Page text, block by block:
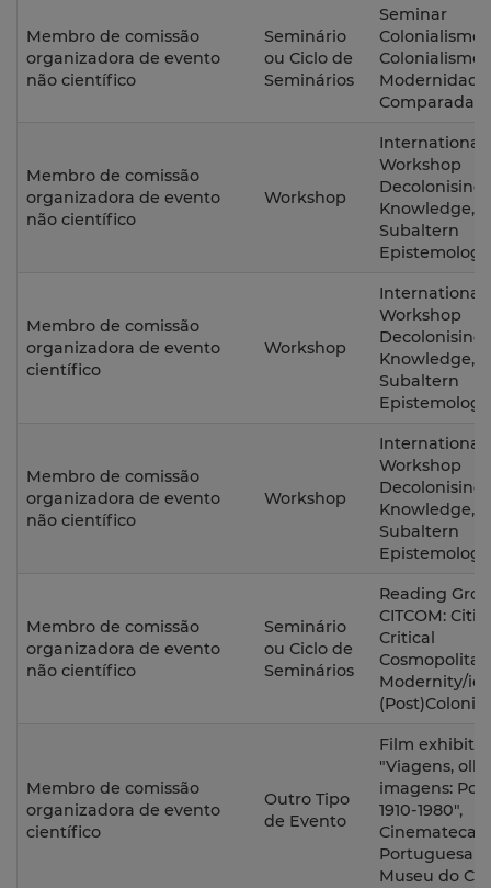
Membro de comissão
organizadora de evento
não científico
Seminário
ou Ciclo de
Seminários
Seminar
Colonialismo,
Colonialismo
Comparadas
Membro de comissão
organizadora de evento
não científico
Workshop
International
Workshop
Decolonising
Knowledge,
Subaltern
Membro de comissão
organizadora de evento
científico
Workshop
International
Workshop
Decolonising
Knowledge,
Subaltern
Membro de comissão
organizadora de evento
não científico
Workshop
International
Workshop
Decolonising
Knowledge,
Subaltern
Membro de comissão
organizadora de evento
não científico
Seminário
ou Ciclo de
Seminários
Reading
CITCOM:
Critical
Modernity/
Membro de comissão
organizadora de evento
científico
Outro Tipo
de Evento
Film
"Viagens,
imagens:
1910-1980",
Cinemateca
Portuguesa –
Museu do